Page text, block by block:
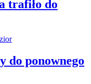
trafiło do
ponownego